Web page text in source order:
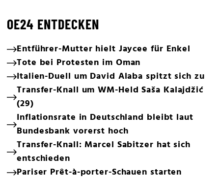
OE24 ENTDECKEN
Entführer-Mutter hielt Jaycee für Enkel
Tote bei Protesten im Oman
Italien-Duell um David Alaba spitzt sich zu
Transfer-Knall um WM-Held Saša Kalajdžić
(29)
Inflationsrate in Deutschland bleibt laut
Bundesbank vorerst hoch
Transfer-Knall: Marcel Sabitzer hat sich
entschieden
Pariser Prêt-à-porter-Schauen starten